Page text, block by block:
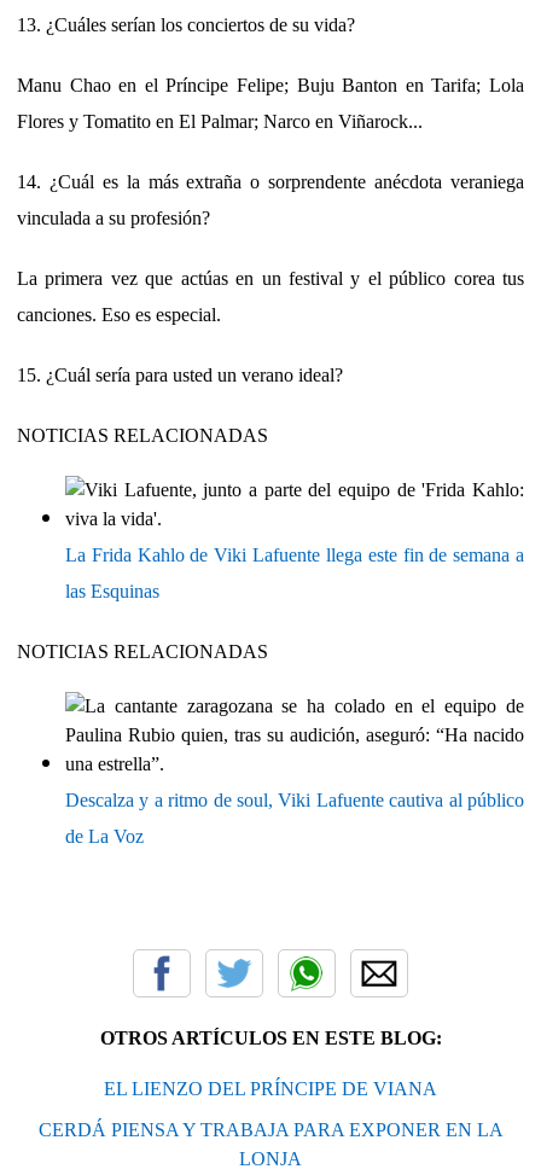
13. ¿Cuáles serían los conciertos de su vida?
Manu Chao en el Príncipe Felipe; Buju Banton en Tarifa; Lola
Flores y Tomatito en El Palmar; Narco en Viñarock...
14. ¿Cuál es la más extraña o sorprendente anécdota veraniega
vinculada a su profesión?
La primera vez que actúas en un festival y el público corea tus
canciones. Eso es especial.
15. ¿Cuál sería para usted un verano ideal?
NOTICIAS RELACIONADAS
La Frida Kahlo de Viki Lafuente llega este fin de semana a
las Esquinas
NOTICIAS RELACIONADAS
Descalza y a ritmo de soul, Viki Lafuente cautiva al público
de La Voz
OTROS ARTÍCULOS EN ESTE BLOG:
EL LIENZO DEL PRÍNCIPE DE VIANA
CERDÁ PIENSA Y TRABAJA PARA EXPONER EN LA
LONJA